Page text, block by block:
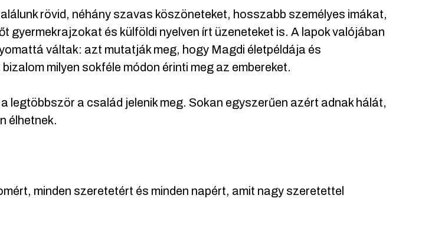
rövid, néhány szavas köszöneteket, hosszabb személyes imákat,
gyermekrajzokat és külföldi nyelven írt üzeneteket is. A lapok valójában
váltak: azt mutatják meg, hogy Magdi életpéldája és
milyen sokféle módon érinti meg az embereket.
legtöbbször a család jelenik meg. Sokan egyszerűen azért adnak hálát,
élhetnek.
minden szeretetért és minden napért, amit nagy szeretettel